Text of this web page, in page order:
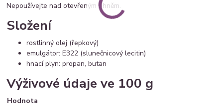
Nepoužívejte nad otevřeným ohněm.
Složení
rostlinný olej (řepkový)
emulgátor: E322 (slunečnicový lecitin)
hnací plyn: propan, butan
Výživové údaje ve 100 g
Hodnota